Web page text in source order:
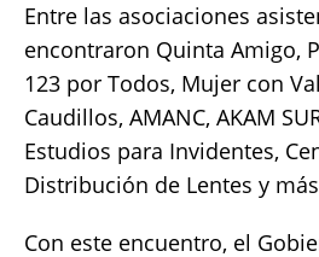
Entre las asociaciones
encontraron Quinta Amigo,
123 por Todos, Mujer con
Caudillos, AMANC, AKAM
Estudios para Invidentes,
Distribución de Lentes y
Con este encuentro, el